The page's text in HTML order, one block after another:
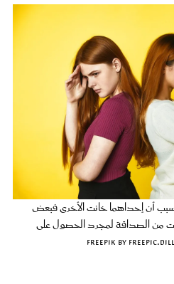
أن إحداهما خانت الأخرى فبعض
من الصداقة لمجرد الحصول على